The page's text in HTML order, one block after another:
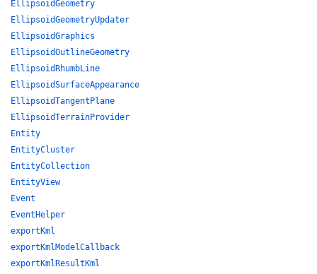
EllipsoidGeometry
EllipsoidGeometryUpdater
EllipsoidGraphics
EllipsoidOutlineGeometry
EllipsoidRhumbLine
EllipsoidSurfaceAppearance
EllipsoidTangentPlane
EllipsoidTerrainProvider
Entity
EntityCluster
EntityCollection
EntityView
Event
EventHelper
exportKml
exportKmlModelCallback
exportKmlResultKml